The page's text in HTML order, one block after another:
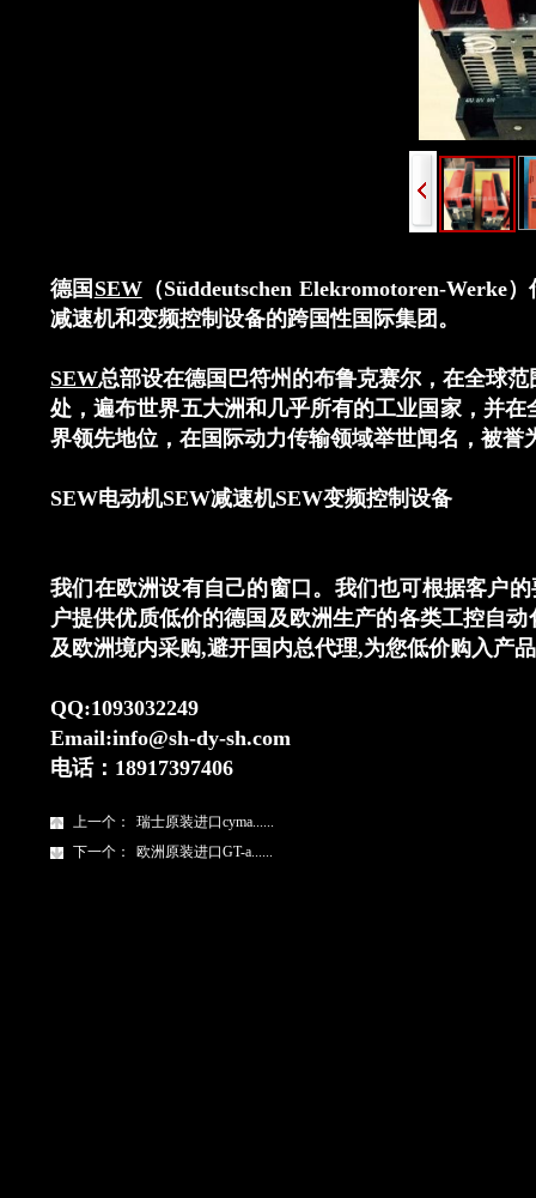
德国 SEW（Süddeutschen Elekromotoren-Werke
减速机和变频控制设备的跨国性国际集团。
SEW总部设在德国巴符州的布鲁克赛尔，在全球
处，遍布世界五大洲和几乎所有的工业国家，并
界领先地位，在国际动力传输领域举世闻名，被誉
SEW电动机SEW减速机SEW变频控制设备
我们在欧洲设有自己的窗口。我们也可根据客户
户提供优质低价的德国及欧洲生产的各类工控自
及欧洲境内采购,避开国内总代理,为您低价购入产
QQ:1093032249
Email:info@sh-dy-sh.com
电话： 18917397406
上一个：
瑞士原装进口cyma......
下一个：
欧洲原装进口GT-a......
司在德国有自己的公司，报价快捷方
便。想要体验的快捷服务，请与我们
联系，谢谢！
优势品牌